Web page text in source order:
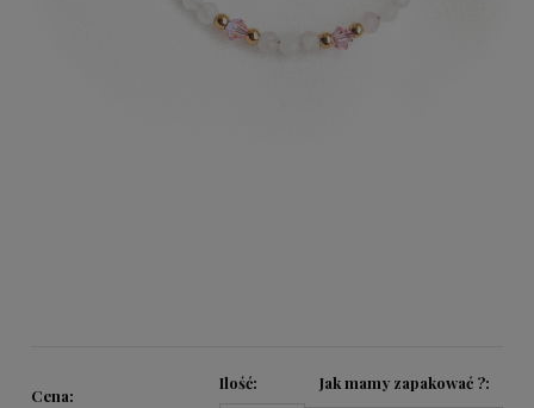
Cena:
Ilość Jak mamy zapakować ?: